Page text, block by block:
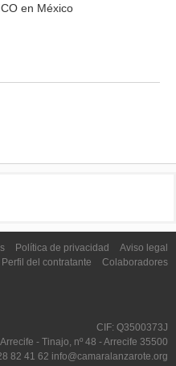
en México
Política de privacidad
Aviso legal
Perfil del contratante Colaboradores
CIF: Q3500373J
- Tinajo, nº 48 - Arrecife 35500
82 41 62 info@camaralanzarote.org